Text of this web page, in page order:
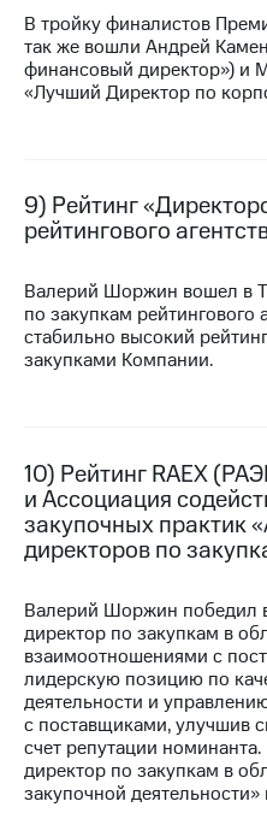
В тройку финалистов
так же вошли Андрей
финансовый директор») и
«Лучший Директор по
9) Рейтинг
рейтингового
Валерий Шоржин вошел в
по закупкам рейтингового
стабильно высокий
закупками Компании.
10) Рейтинг RAEX
и Ассоциация
закупочных практик
директоров по
Валерий Шоржин победил
директор по закупкам в
взаимоотношениями с
лидерскую позицию по
деятельности и
с поставщиками, улучшив
счет репутации
директор по закупкам в
закупочной